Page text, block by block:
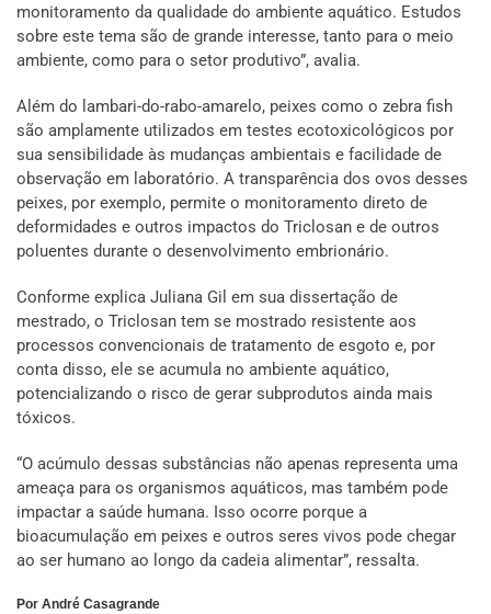
monitoramento da qualidade do ambiente aquático. Estudos
sobre este tema são de grande interesse, tanto para o meio
ambiente, como para o setor produtivo”, avalia.
Além do lambari-do-rabo-amarelo, peixes como o zebra fish
são amplamente utilizados em testes ecotoxicológicos por
sua sensibilidade às mudanças ambientais e facilidade de
observação em laboratório. A transparência dos ovos desses
peixes, por exemplo, permite o monitoramento direto de
deformidades e outros impactos do Triclosan e de outros
poluentes durante o desenvolvimento embrionário.
Conforme explica Juliana Gil em sua dissertação de
mestrado, o Triclosan tem se mostrado resistente aos
processos convencionais de tratamento de esgoto e, por
conta disso, ele se acumula no ambiente aquático,
potencializando o risco de gerar subprodutos ainda mais
tóxicos.
“O acúmulo dessas substâncias não apenas representa uma
ameaça para os organismos aquáticos, mas também pode
impactar a saúde humana. Isso ocorre porque a
bioacumulação em peixes e outros seres vivos pode chegar
ao ser humano ao longo da cadeia alimentar”, ressalta.
Por André Casagrande